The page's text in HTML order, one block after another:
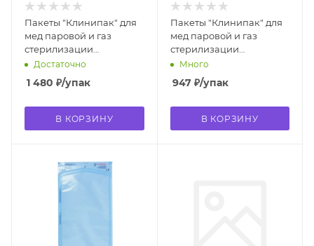
Пакеты "Клинипак" для
мед паровой и газ
стерилизации
самозапечат (бумага/
пленка) 130*250 мм (200
шт)
Достаточно
1 480 ₽/упак
В КОРЗИНУ
Пакеты "Клинипак" для
мед паровой и газ
стерилизации
самозапечат (бумага/
пленка) 90*160 мм (200
шт)
Много
947₽/упак
В КОРЗИНУ